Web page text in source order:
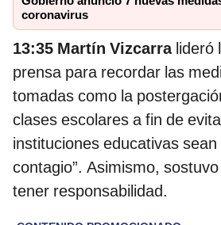
coronavirus
13:35 Martín Vizcarralideró
prensa para recordar las
tomadas como la
clases escolares a fin de
instituciones educativas sean
contagio”. Asimismo,
tener responsabilidad.